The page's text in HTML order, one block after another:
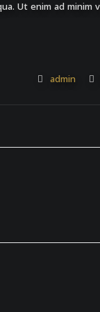
Ut enim ad minim
admin